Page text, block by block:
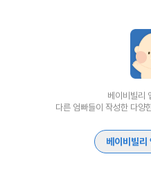
베이비빌리
다른 엄빠들이 작성한 다양
베이비빌리